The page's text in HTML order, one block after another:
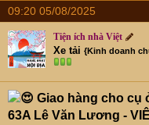
09:20 05/08/2025
Tiện ích nhà Việt
Xe tải {Kinh doanh
Giao hàng cho cụ
63A Lê Văn Lương -